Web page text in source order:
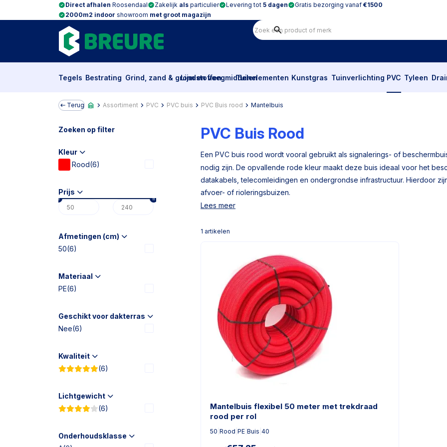
Direct afhalen Roosendaal Zakelijk als particulier Levering tot 5 dagen Gratis bezorging vanaf €1500
2000m2 indoor showroom met groot magazijn
Tegels Bestrating Grind, zand & grondstoffen
Lijm en voegmiddelenTuinelementen Kunstgras Tuinverlichting PVC Tyleen
Terug Assortiment PVC PVC buis PVC Buis rood Mantelbuis
Zoeken op filter
Kleur
Rood(6)
Prijs
Afmetingen (cm)
50(6)
Materiaal
PE(6)
Geschikt voor dakterras
Nee(6)
Kwaliteit
(6)
Lichtgewicht
(6)
Onderhoudsklasse
PVC Buis Rood
Een PVC buis rood wordt vooral gebruikt als signalerings- of
nodig zijn. De opvallende rode kleur maakt deze buis ideaal voor het
datakabels, telecomleidingen en ondergrondse infrastructuur. Hierdoor
afvoer- of rioleringsbuizen.
Lees meer
1 artikelen
Mantelbuis flexibel 50 meter met trekdraad
rood per rol
50 Rood PE Buis 40